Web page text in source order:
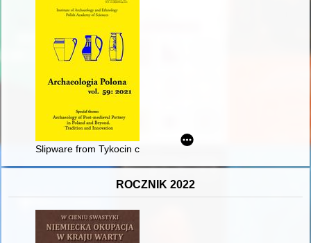
Slipware from Tykocin castle (Poland) from the 16th-18th
ROCZNIK 2022